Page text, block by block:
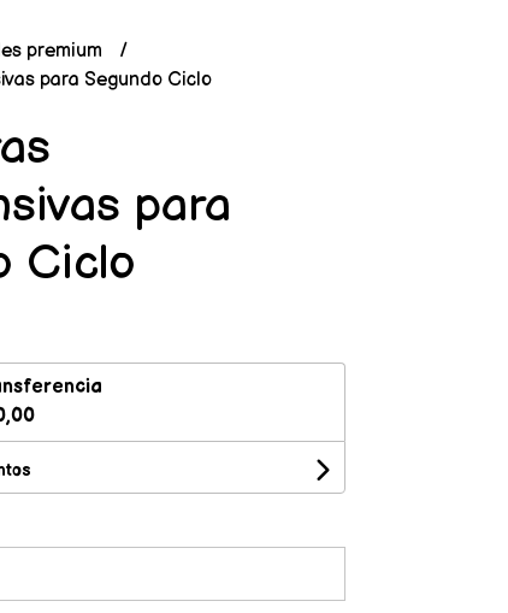
premium
para Segundo Ciclo
para
Ciclo